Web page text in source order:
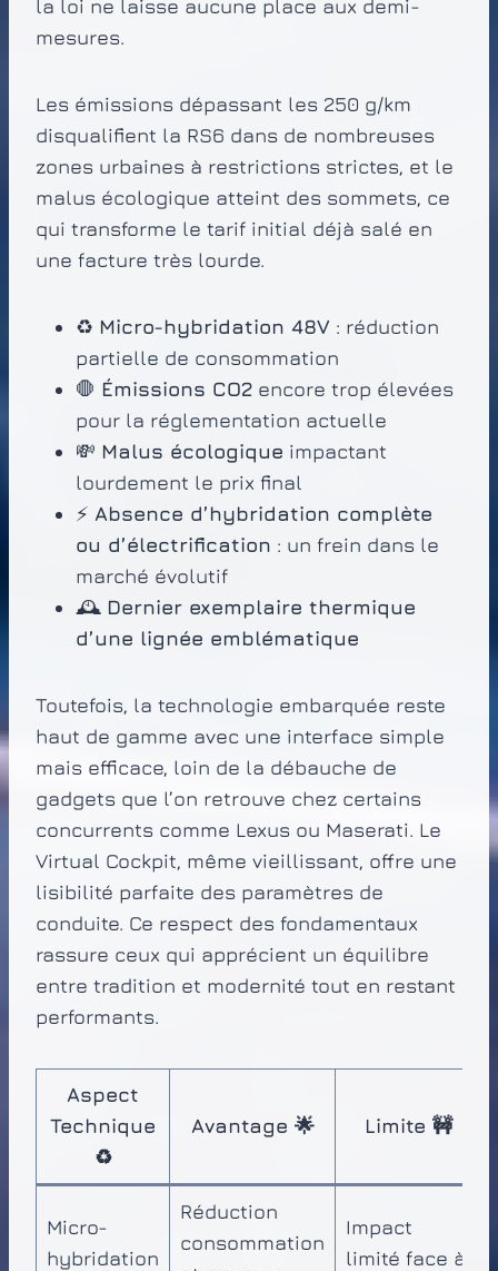
la loi ne laisse aucune place aux demi-
mesures.
Les émissions dépassant les 250 g/km
disqualifient la RS6 dans de nombreuses
zones urbaines à restrictions strictes, et le
malus écologique atteint des sommets, ce
qui transforme le tarif initial déjà salé en
une facture très lourde.
♻️ Micro-hybridation 48V : réduction
partielle de consommation
🛑 Émissions CO2 encore trop élevées
pour la réglementation actuelle
💸 Malus écologique impactant
lourdement le prix final
⚡ Absence d’hybridation complète
ou d’électrification : un frein dans le
marché évolutif
🕰️ Dernier exemplaire thermique
d’une lignée emblématique
Toutefois, la technologie embarquée reste
haut de gamme avec une interface simple
mais efficace, loin de la débauche de
gadgets que l’on retrouve chez certains
concurrents comme Lexus ou Maserati. Le
Virtual Cockpit, même vieillissant, offre une
lisibilité parfaite des paramètres de
conduite. Ce respect des fondamentaux
rassure ceux qui apprécient un équilibre
entre tradition et modernité tout en restant
performants.
Aspect
Technique
♻️
Avantage 🌟 Limite 🚧
Micro-
hybridation
Réduction
consommation
Impact
limité face à